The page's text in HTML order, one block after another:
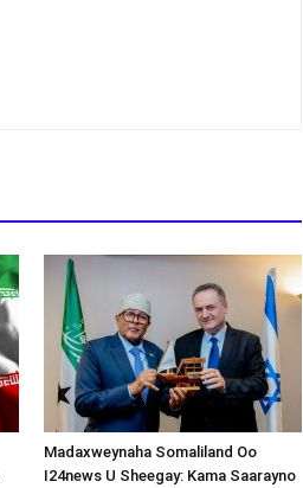
Madaxweynaha Somaliland Oo
I24news U Sheegay: Kama Saarayno